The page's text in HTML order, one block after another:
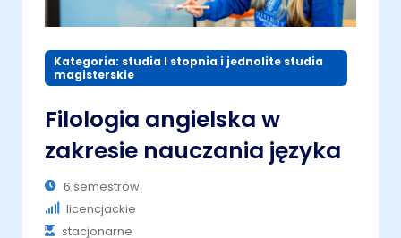
Kategoria: studia I stopnia i jednolite studia
magisterskie
Filologia angielska w
zakresie nauczania języka
6 semestrów
licencjackie
stacjonarne